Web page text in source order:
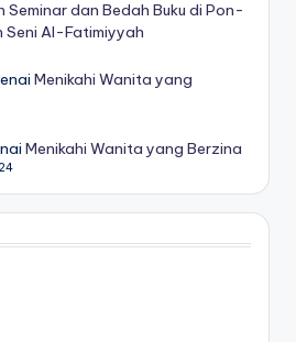
Seminar dan Bedah Buku di Pon-
Seni Al-Fatimiyyah
Menikahi Wanita yang
Menikahi Wanita yang Berzina